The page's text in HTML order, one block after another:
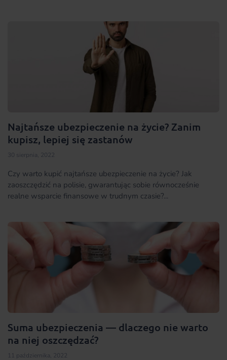
Najtańsze ubezpieczenie na życie? Zanim
kupisz, lepiej się zastanów
30 sierpnia, 2022
Czy warto kupić najtańsze ubezpieczenie na życie? Jak
zaoszczędzić na polisie, gwarantując sobie równocześnie
realne wsparcie finansowe w trudnym czasie?...
Suma ubezpieczenia — dlaczego nie warto
na niej oszczędzać?
11 października, 2022